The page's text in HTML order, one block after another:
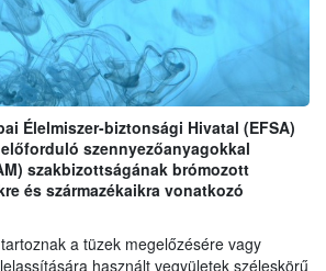
Élelmiszer-biztonsági Hivatal (EFSA)
szennyezőanyagokkal
szakbizottságának brómozott
és származékaikra vonatkozó
a tüzek megelőzésére vagy
használt vegyületek széleskörű